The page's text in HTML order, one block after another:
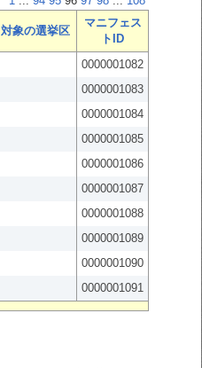
対象の選挙区
マニフェス
トID
0000001082
0000001083
0000001084
0000001085
0000001086
0000001087
0000001088
0000001089
0000001090
0000001091